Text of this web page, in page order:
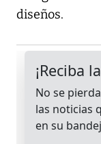
diseños.